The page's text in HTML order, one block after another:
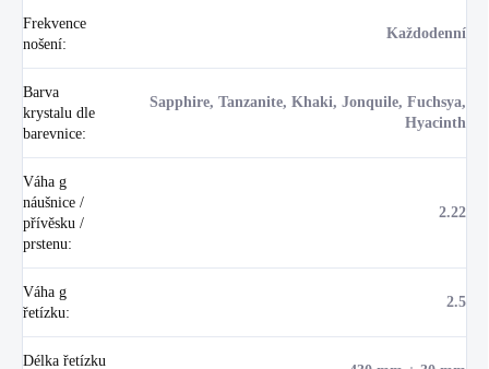
Frekvence
nošení:
Každodenní
Barva
krystalu dle
barevnice:
Sapphire, Tanzanite, Khaki, Jonquile, Fuchsya,
Hyacinth
Váha g
náušnice /
přívěsku /
prstenu:
2.22
Váha g
řetízku:
2.5
Délka řetízku